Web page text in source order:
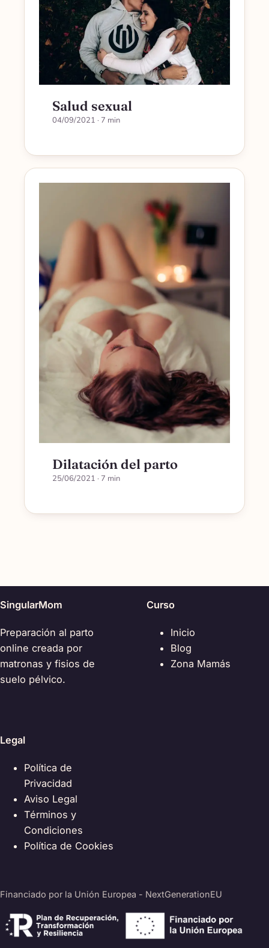
Salud sexual
04/09/2021 · 7 min
Dilatación del parto
25/06/2021 · 7 min
SingularMom
Preparación al parto
online creada por
matronas y fisios de
suelo pélvico.
Curso
Inicio
Blog
Zona Mamás
Legal
Política de
Privacidad
Aviso Legal
Términos y
Condiciones
Política de Cookies
Financiado por la Unión Europea - NextGenerationEU